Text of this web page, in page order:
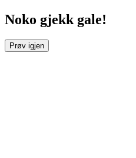
Noko gjekk gale!
Prøv igjen